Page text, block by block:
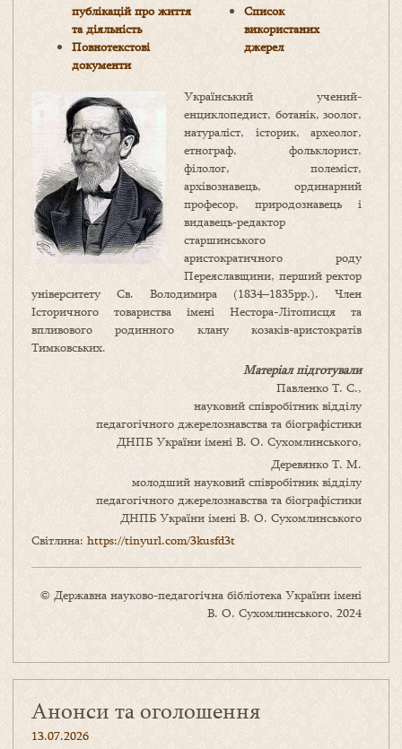
публікацій про життя
та діяльність
Повнотекстові
документи
Список
використаних
джерел
Український учений-
енциклопедист, ботанік, зоолог,
натураліст, історик, археолог,
етнограф, фольклорист,
філолог, полеміст,
архівознавець, ординарний
професор, природознавець і
видавець-редактор
старшинського
аристократичного роду
Переяславщини, перший ректор
університету Св. Володимира (1834–1835рр.). Член
Історичного товариства імені Нестора-Літописця та
впливового родинного клану козаків-аристократів
Тимковських.
Матеріал підготували
Павленко Т. С.,
науковий співробітник відділу
педагогічного джерелознавства та біографістики
ДНПБ України імені В. О. Сухомлинського,
Деревянко Т. М.
молодший науковий співробітник відділу
педагогічного джерелознавства та біографістики
ДНПБ України імені В. О. Сухомлинського
Світлина: https://tinyurl.com/3kusfd3t
© Державна науково-педагогічна бібліотека України імені
В. О. Сухомлинського, 2024
Анонси та оголошення
13.07.2026